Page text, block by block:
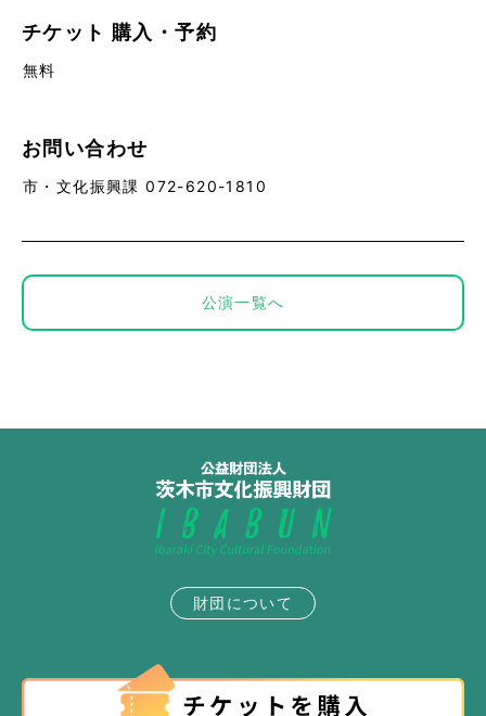
チケット 購入・予約
無料
お問い合わせ
市・文化振興課 072-620-1810
公演一覧へ
財団について